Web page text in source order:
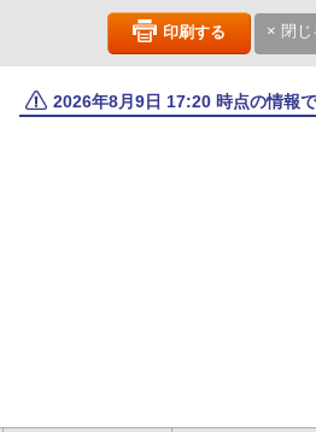
印刷する × 閉じ
2026年8月9日 17:20 時点の情報